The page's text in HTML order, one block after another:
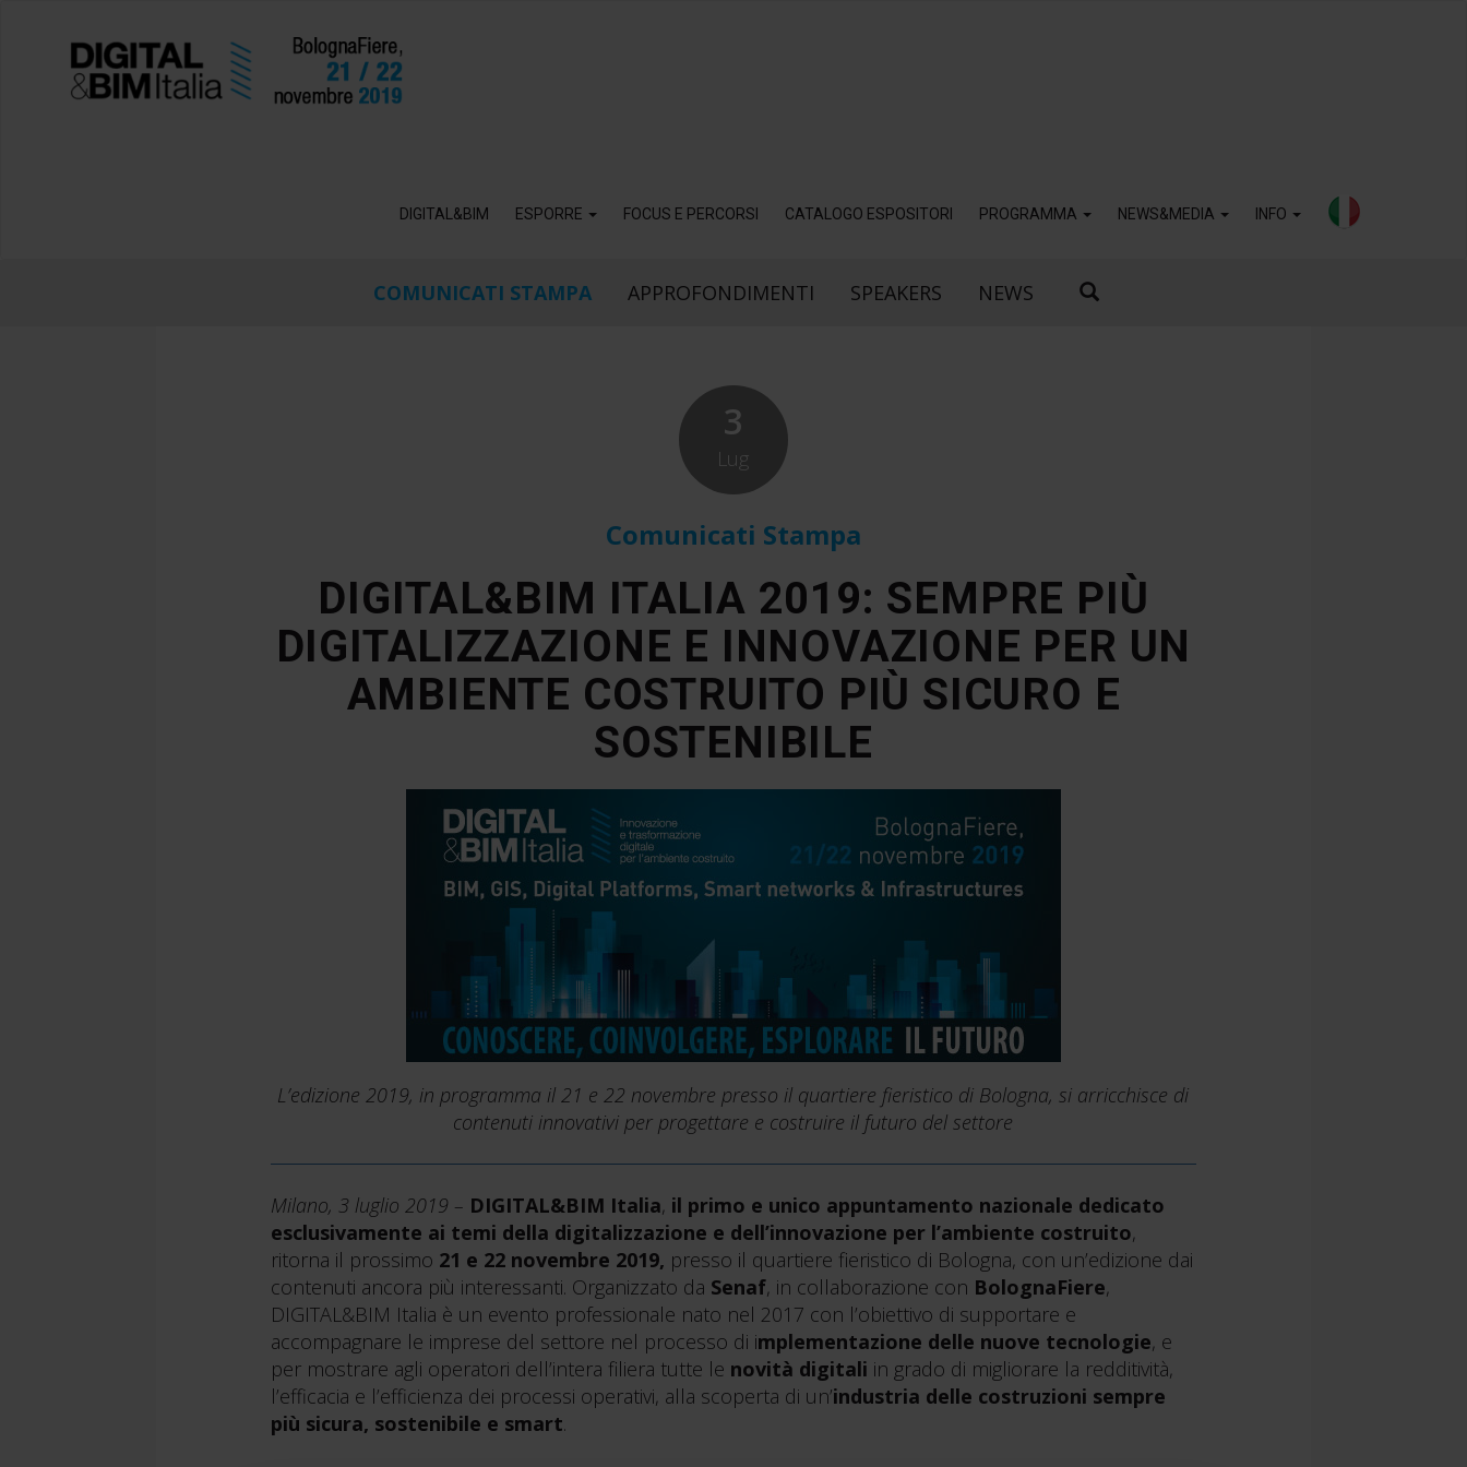
DIGITAL&BIM ESPORRE FOCUS E PERCORSI CATALOGO ESPOSITORI PROGRAMMA NEWS&MEDIA INFO
COMUNICATI STAMPA APPROFONDIMENTI SPEAKERS NEWS
3
Lug
Comunicati Stampa
DIGITAL&BIM ITALIA 2019: SEMPRE PIÙ
DIGITALIZZAZIONE E INNOVAZIONE PER UN
AMBIENTE COSTRUITO PIÙ SICURO E
SOSTENIBILE
L’edizione 2019, in programma il 21 e 22 novembre presso il quartiere fieristico di Bologna, si arricchisce di
contenuti innovativi per progettare e costruire il futuro del settore
Milano, 3 luglio 2019 – DIGITAL&BIM Italia, il primo e unico appuntamento nazionale dedicato
esclusivamente ai temi della digitalizzazione e dell’innovazione per l’ambiente costruito,
ritorna il prossimo 21 e 22 novembre 2019, presso il quartiere fieristico di Bologna, con un’edizione dai
contenuti ancora più interessanti. Organizzato da Senaf, in collaborazione con BolognaFiere,
DIGITAL&BIM Italia è un evento professionale nato nel 2017 con l’obiettivo di supportare e
accompagnare le imprese del settore nel processo di implementazione delle nuove tecnologie, e
per mostrare agli operatori dell’intera filiera tutte le novità digitali in grado di migliorare la redditività,
l’efficacia e l’efficienza dei processi operativi, alla scoperta di un’industria delle costruzioni sempre
più sicura, sostenibile e smart.